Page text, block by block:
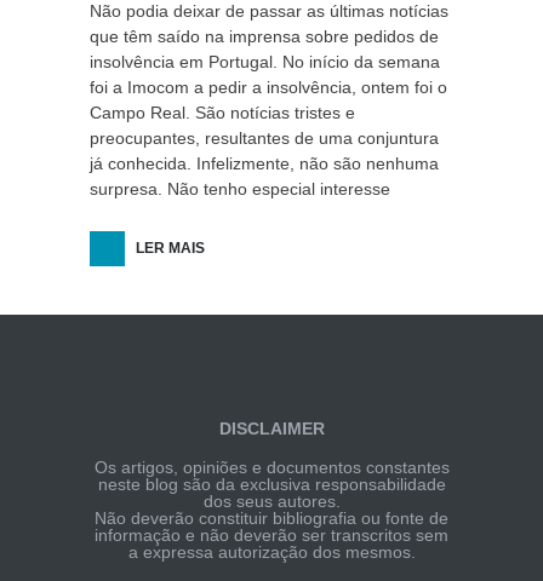
Não podia deixar de passar as últimas notícias
que têm saído na imprensa sobre pedidos de
insolvência em Portugal. No início da semana
foi a Imocom a pedir a insolvência, ontem foi o
Campo Real. São notícias tristes e
preocupantes, resultantes de uma conjuntura
já conhecida. Infelizmente, não são nenhuma
surpresa. Não tenho especial interesse
LER MAIS
DISCLAIMER
Os artigos, opiniões e documentos constantes
neste blog são da exclusiva responsabilidade
dos seus autores.
Não deverão constituir bibliografia ou fonte de
informação e não deverão ser transcritos sem
a expressa autorização dos mesmos.